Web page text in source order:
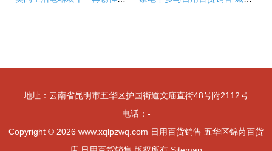
地址：云南省昆明市五华区护国街道文庙直街48号附2112号
电话：-
Copyright © 2026 www.xqlpzwq.com 日用百货销售 五华区锦芮百货